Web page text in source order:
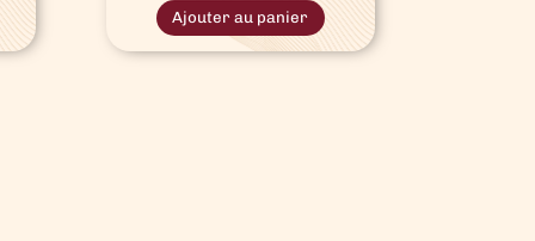
Ajouter au panier